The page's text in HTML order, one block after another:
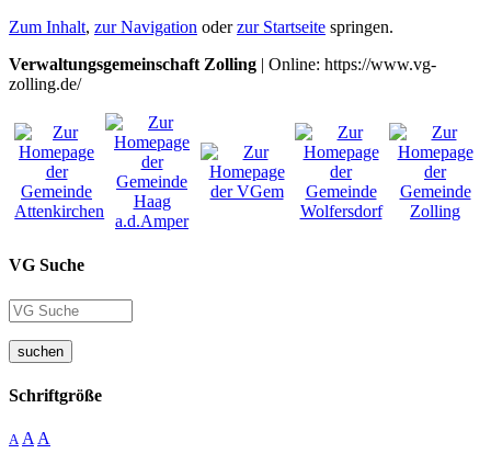
Zum Inhalt, zur Navigation oderzur Startseite springen.
Verwaltungsgemeinschaft Zolling | Online: https://www.vg-
zolling.de/
VG Suche
suchen
Schriftgröße
A A A